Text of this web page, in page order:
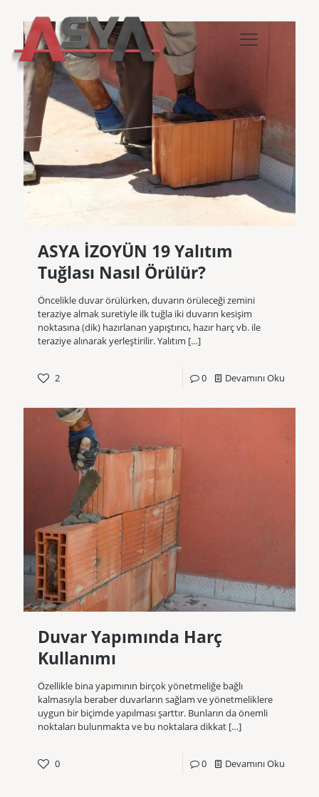
ASYA İZOYÜN 19 Yalıtım
Tuğlası Nasıl Örülür?
Öncelikle duvar örülürken, duvarın örüleceği zemini
teraziye almak suretiyle ilk tuğla iki duvarın kesişim
noktasına (dik) hazırlanan yapıştırıcı, hazır harç vb. ile
teraziye alınarak yerleştirilir. Yalıtım […]
2 0 Devamını Oku
Duvar Yapımında Harç
Kullanımı
Özellikle bina yapımının birçok yönetmeliğe bağlı
kalmasıyla beraber duvarların sağlam ve yönetmeliklere
uygun bir biçimde yapılması şarttır. Bunların da önemli
noktaları bulunmakta ve bu noktalara dikkat […]
0 0 Devamını Oku